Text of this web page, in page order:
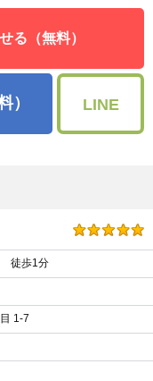
る（無料）
） LINE
徒歩1分
目 1-7